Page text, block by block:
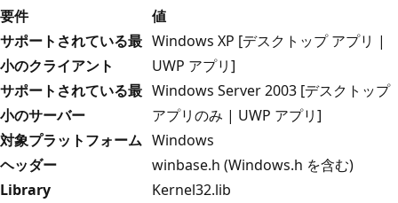
要件
値
サポートされている最
小のクライアント
Windows XP [デスクトップ アプリ |
UWP アプリ]
サポートされている最
小のサーバー
Windows Server 2003 [デスクトップ
アプリのみ | UWP アプリ]
対象プラットフォーム Windows
ヘッダー
winbase.h (Windows.h を含む)
Library
Kernel32.lib